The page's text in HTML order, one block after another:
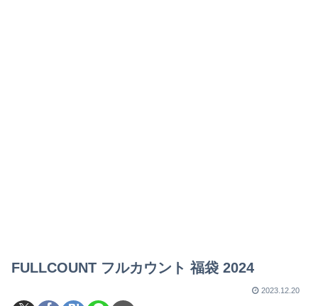
FULLCOUNT フルカウント 福袋 2024
2023.12.20